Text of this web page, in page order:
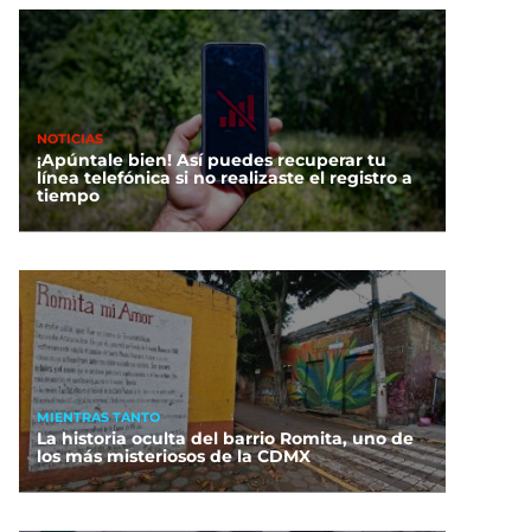
NOTICIAS
¡Apúntale bien! Así puedes recuperar tu
línea telefónica si no realizaste el registro a
tiempo
MIENTRAS TANTO
La historia oculta del barrio Romita, uno de
los más misteriosos de la CDMX